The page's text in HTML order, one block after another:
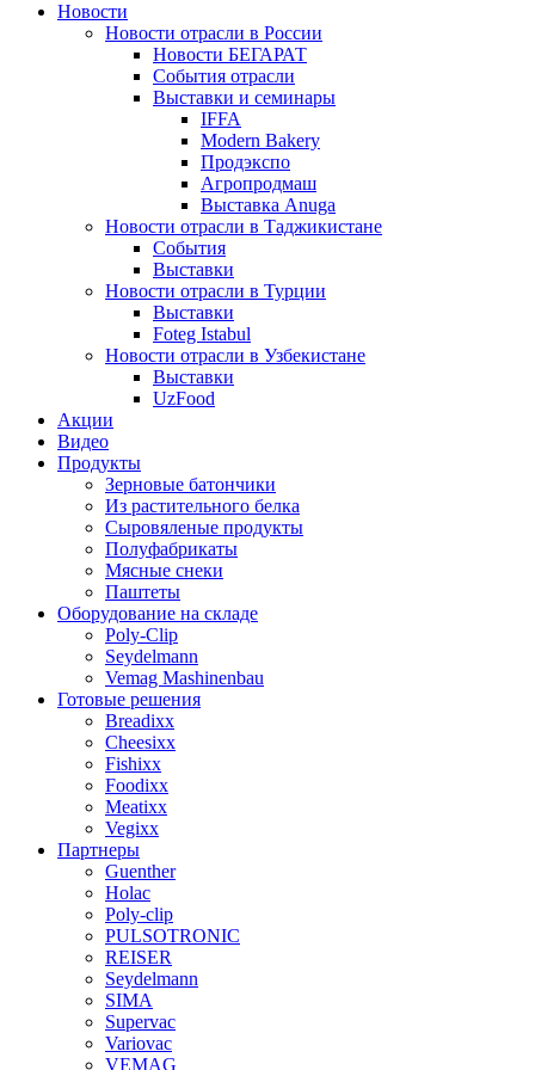
Новости
Новости отрасли в России
Новости БЕГАРАТ
События отрасли
Выставки и семинары
IFFA
Modern Bakery
Продэкспо
Агропродмаш
Выставка Anuga
Новости отрасли в Таджикистане
События
Выставки
Новости отрасли в Турции
Выставки
Foteg Istabul
Новости отрасли в Узбекистане
Выставки
UzFood
Акции
Видео
Продукты
Зерновые батончики
Из растительного белка
Сыровяленые продукты
Полуфабрикаты
Мясные снеки
Паштеты
Оборудование на складе
Poly-Clip
Seydelmann
Vemag Mashinenbau
Готовые решения
Breadixx
Cheesixx
Fishixx
Foodixx
Meatixx
Vegixx
Партнеры
Guenther
Holac
Poly-clip
PULSOTRONIC
REISER
Seydelmann
SIMA
Supervac
Variovac
VEMAG